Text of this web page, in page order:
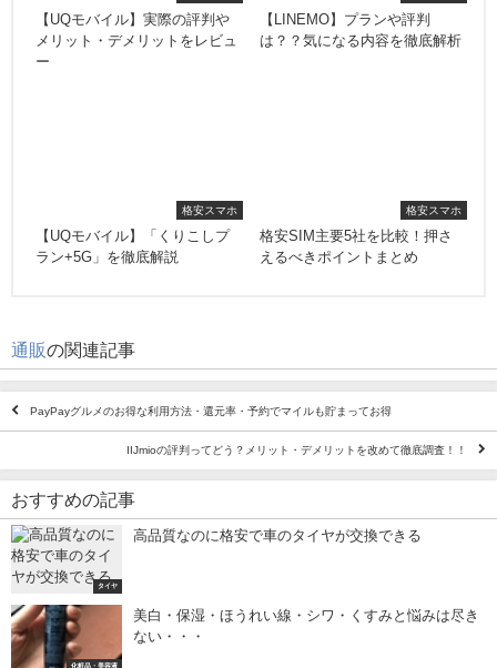
【UQモバイル】実際の評判や
メリット・デメリットをレビュ
ー
【LINEMO】プランや評判
は？？気になる内容を徹底解析
格安スマホ
【UQモバイル】「くりこしプ
ラン+5G」を徹底解説
格安スマホ
格安SIM主要5社を比較！押さ
えるべきポイントまとめ
通販の関連記事
PayPayグルメのお得な利用方法・還元率・予約でマイルも貯まってお得
IIJmioの評判ってどう？メリット・デメリットを改めて徹底調査！！
おすすめの記事
タイヤ
高品質なのに格安で車のタイヤが交換できる
化粧品・美容液
美白・保湿・ほうれい線・シワ・くすみと悩みは尽き
ない・・・